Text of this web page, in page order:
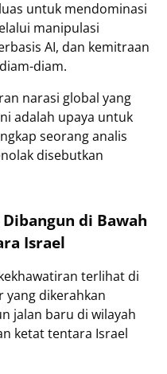
untuk mendominasi
manipulasi
AI, dan kemitraan
diam.
narasi global yang
adalah upaya untuk
seorang analis
disebutkan
di Bawah
Israel
terlihat di
yang dikerahkan
jalan baru di wilayah
ketat tentara Israel